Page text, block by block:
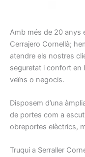
Amb més de 20 anys
Cerrajero Cornellà;
atendre els nostres
seguretat i confort en
veïns o negocis.
Disposem d’una
de portes com a
obreportes elèctrics,
Truqui a Serraller